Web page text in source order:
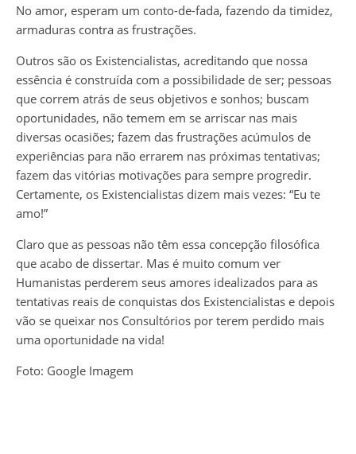
No amor, esperam um conto-de-fada, fazendo da timidez,
armaduras contra as frustrações.
Outros são os Existencialistas, acreditando que nossa
essência é construída com a possibilidade de ser; pessoas
que correm atrás de seus objetivos e sonhos; buscam
oportunidades, não temem em se arriscar nas mais
diversas ocasiões; fazem das frustrações acúmulos de
experiências para não errarem nas próximas tentativas;
fazem das vitórias motivações para sempre progredir.
Certamente, os Existencialistas dizem mais vezes: “Eu te
amo!”
Claro que as pessoas não têm essa concepção filosófica
que acabo de dissertar. Mas é muito comum ver
Humanistas perderem seus amores idealizados para as
tentativas reais de conquistas dos Existencialistas e depois
vão se queixar nos Consultórios por terem perdido mais
uma oportunidade na vida!
Foto: Google Imagem